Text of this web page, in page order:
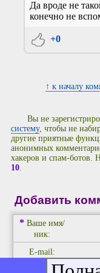
Да вроде не
конечно не
+0
↑ к началу
Вы не
систему, чтобы не
другие приятные
анонимных
хакеров и спам-ботов.
10
Добавить
* Ваше имя/
ник:
E-mail: